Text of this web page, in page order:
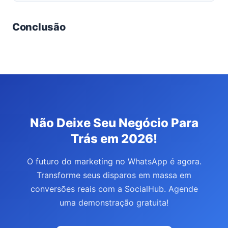
Conclusão
Não Deixe Seu Negócio Para
Trás em 2026!
O futuro do marketing no WhatsApp é agora.
Transforme seus disparos em massa em
conversões reais com a SocialHub. Agende
uma demonstração gratuita!